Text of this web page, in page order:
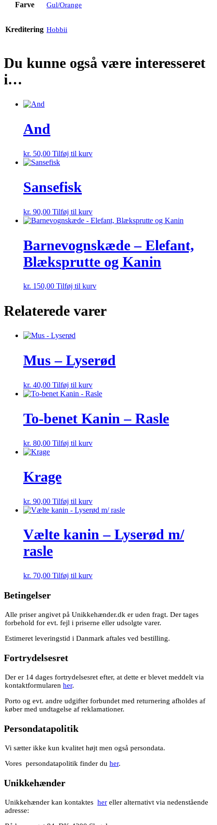
Farve Gul/Orange
Kreditering Hobbii
Du kunne også være interesseret
i…
And
kr. 50,00 Tilføj til kurv
Sansefisk
kr. 90,00 Tilføj til kurv
Barnevognskæde – Elefant,
Blæksprutte og Kanin
kr. 150,00 Tilføj til kurv
Relaterede varer
Mus – Lyserød
kr. 40,00 Tilføj til kurv
To-benet Kanin – Rasle
kr. 80,00 Tilføj til kurv
Krage
kr. 90,00 Tilføj til kurv
Vælte kanin – Lyserød m/
rasle
kr. 70,00 Tilføj til kurv
Betingelser
Alle priser angivet på Unikkehænder.dk er uden fragt. Der tages
forbehold for evt. fejl i priserne eller udsolgte varer.
Estimeret leveringstid i Danmark aftales ved bestilling.
Fortrydelsesret
Der er 14 dages fortrydelsesret efter, at dette er blevet meddelt via
kontaktformularen her.
Porto og evt. andre udgifter forbundet med returnering afholdes af
køber med undtagelse af reklamationer.
Persondatapolitik
Vi sætter ikke kun kvalitet højt men også persondata.
Vores persondatapolitik finder du her.
Unikkehænder
Unikkehænder kan kontaktes her eller alternativt via nedenstående
adresse: